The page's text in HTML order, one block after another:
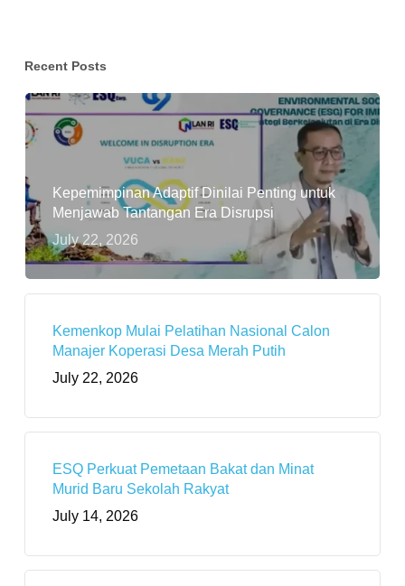
Recent Posts
Kepemimpinan Adaptif Dinilai Penting untuk
Menjawab Tantangan Era Disrupsi
July 22, 2026
Kemenkop Mulai Pelatihan Nasional Calon
Manajer Koperasi Desa Merah Putih
July 22, 2026
ESQ Perkuat Pemetaan Bakat dan Minat
Murid Baru Sekolah Rakyat
July 14, 2026